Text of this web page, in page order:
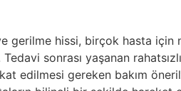
gerilme hissi, birçok hasta
sonrası yaşanan
edilmesi gereken bakım